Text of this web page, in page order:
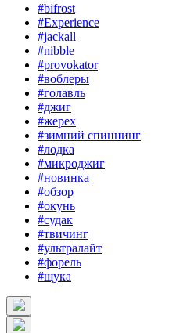
#bifrost
#Experience
#jackall
#nibble
#provokator
#воблеры
#голавль
#джиг
#жерех
#зимний спиннинг
#лодка
#микроджиг
#новинка
#обзор
#окунь
#судак
#твичинг
#ультралайт
#форель
#щука